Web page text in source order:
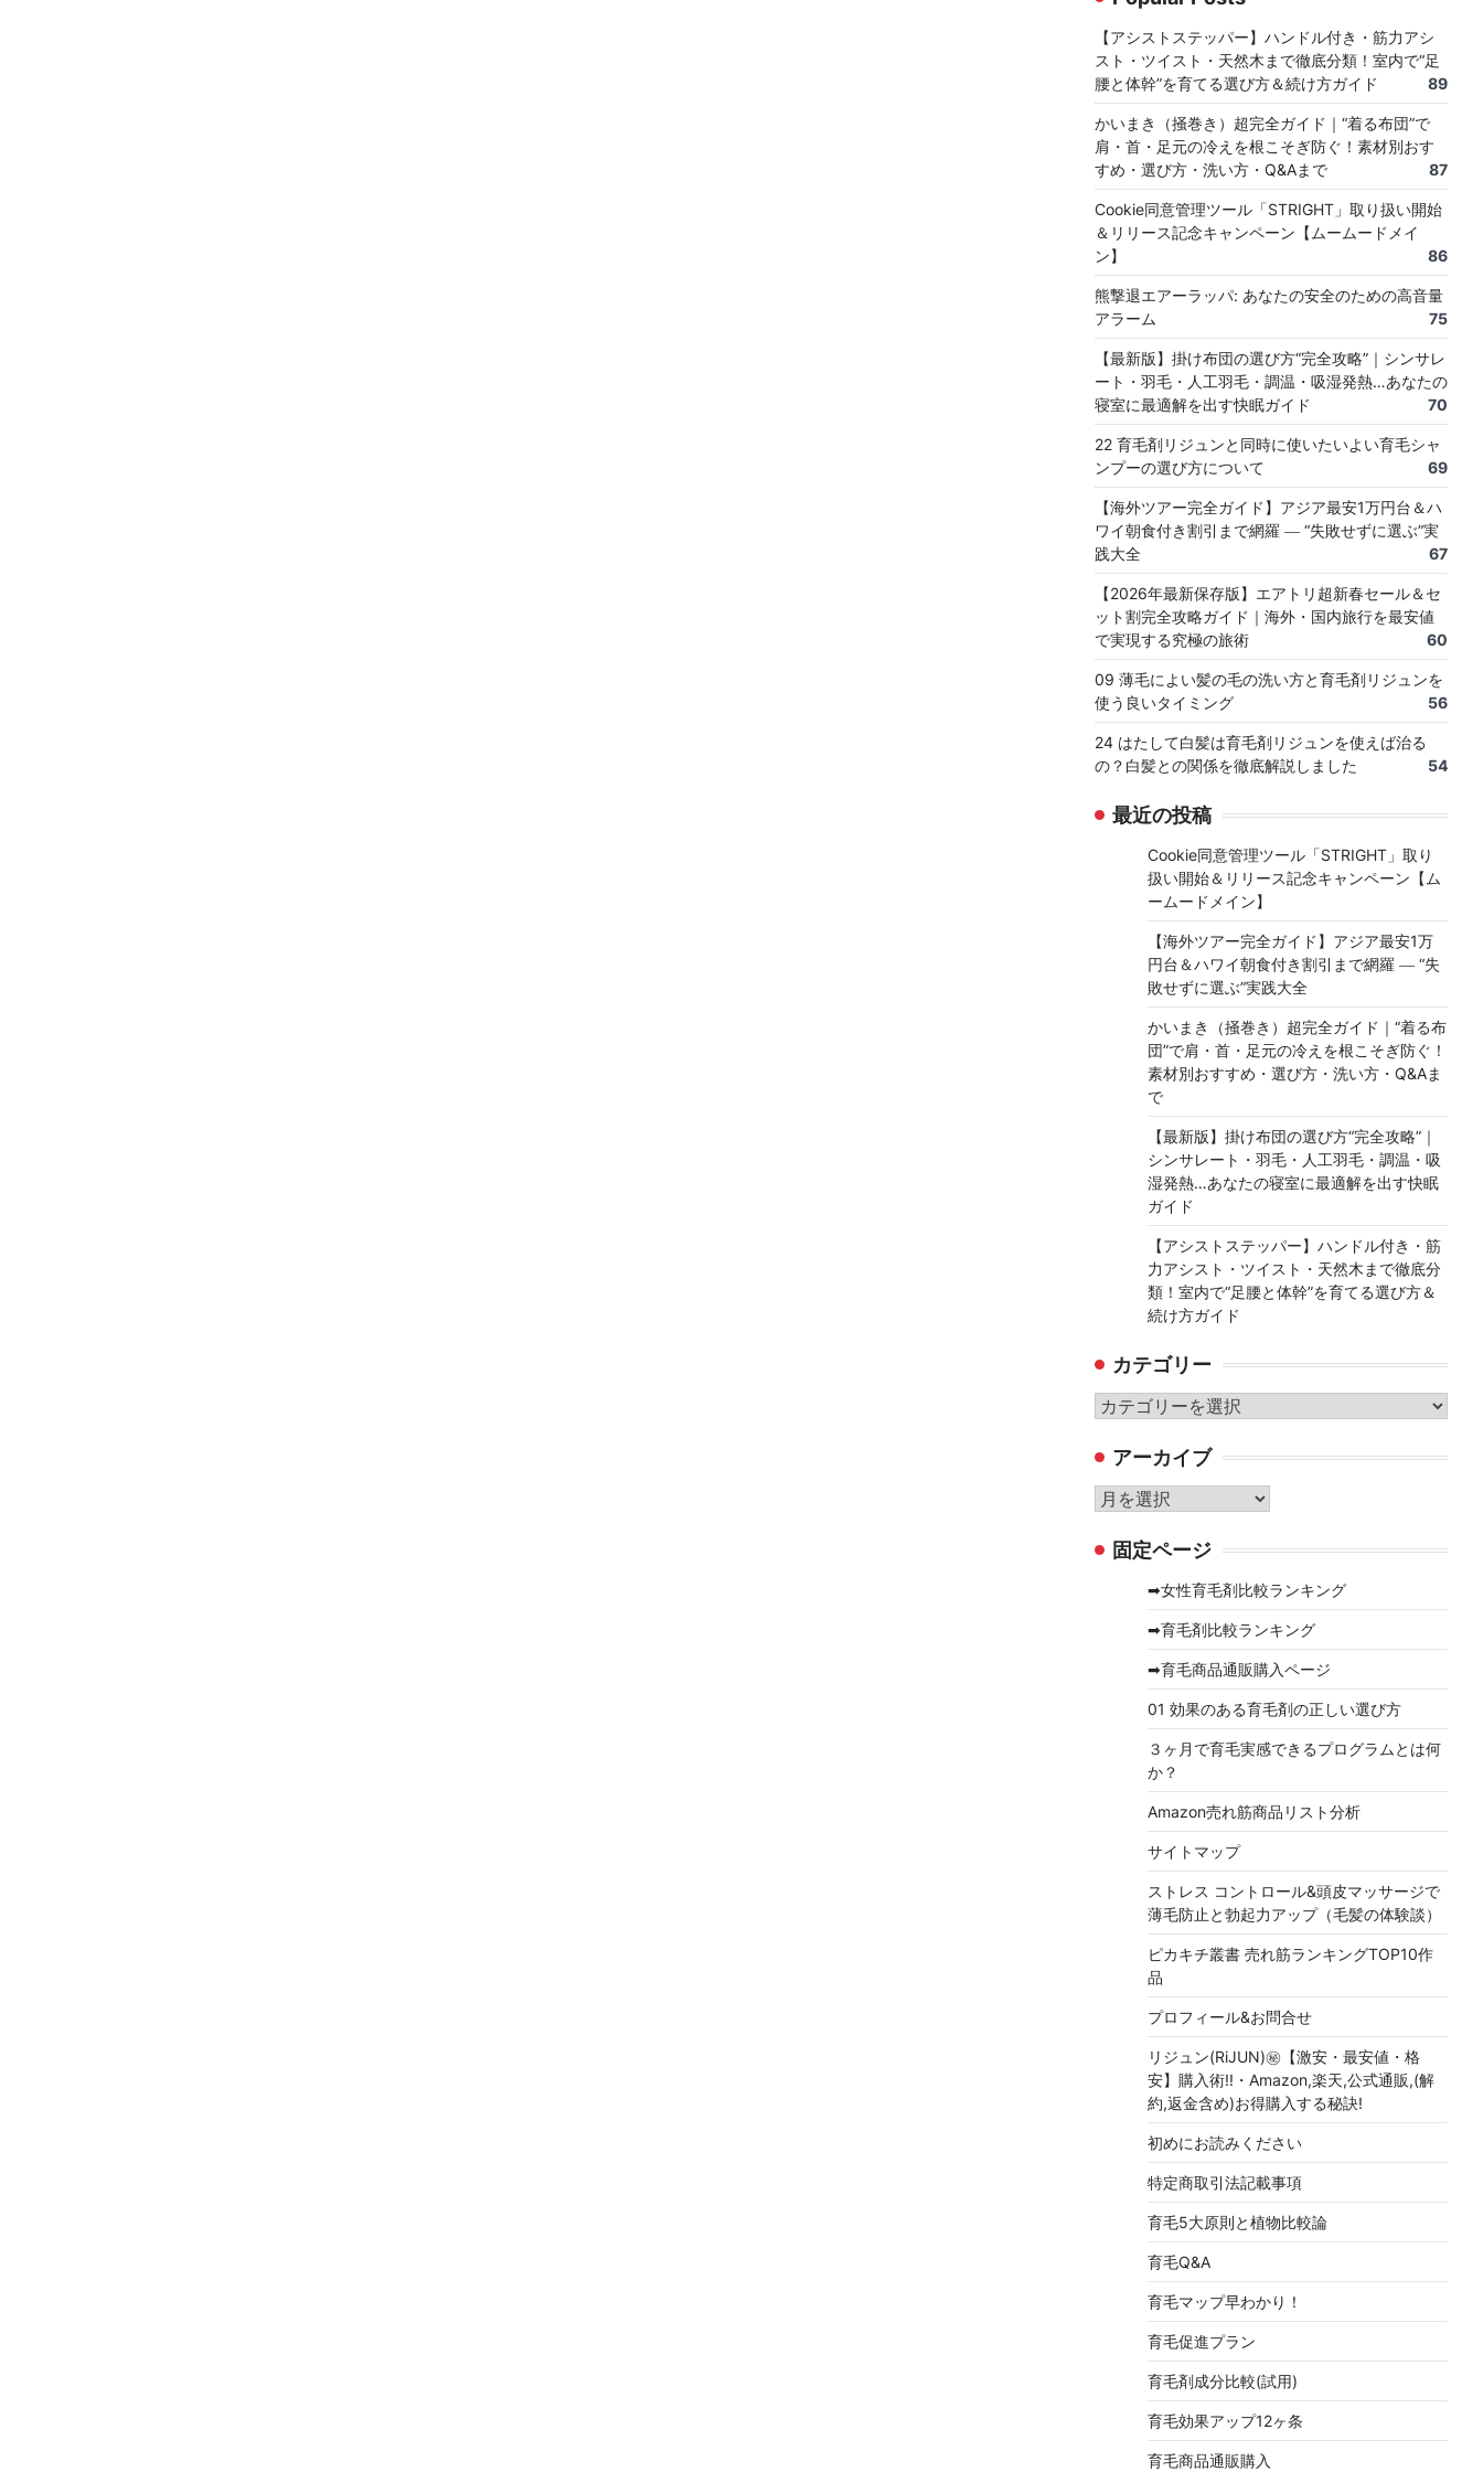
【アシストステッパー】ハンドル付き・筋力アシ
スト・ツイスト・天然木まで徹底分類！室内で“足
腰と体幹”を育てる選び方＆続け方ガイド
89
かいまき（掻巻き）超完全ガイド｜“着る布団”で
肩・首・足元の冷えを根こそぎ防ぐ！素材別おす
すめ・選び方・洗い方・Q&Aまで
87
Cookie同意管理ツール「STRIGHT」取り扱い開始
＆リリース記念キャンペーン【ムームードメイ
ン】
86
熊撃退エアーラッパ: あなたの安全のための高音量
アラーム
75
【最新版】掛け布団の選び方“完全攻略”｜シンサレ
ート・羽毛・人工羽毛・調温・吸湿発熱…あなたの
寝室に最適解を出す快眠ガイド
70
22 育毛剤リジュンと同時に使いたいよい育毛シャ
ンプーの選び方について
69
【海外ツアー完全ガイド】アジア最安1万円台＆ハ
ワイ朝食付き割引まで網羅 ― “失敗せずに選ぶ”実
践大全
67
【2026年最新保存版】エアトリ超新春セール＆セ
ット割完全攻略ガイド｜海外・国内旅行を最安値
で実現する究極の旅術
60
09 薄毛によい髪の毛の洗い方と育毛剤リジュンを
使う良いタイミング
56
24 はたして白髪は育毛剤リジュンを使えば治る
の？白髪との関係を徹底解説しました
54
最近の投稿
Cookie同意管理ツール「STRIGHT」取り
扱い開始＆リリース記念キャンペーン【ム
ームードメイン】
【海外ツアー完全ガイド】アジア最安1万
円台＆ハワイ朝食付き割引まで網羅 ― “失
敗せずに選ぶ”実践大全
かいまき（掻巻き）超完全ガイド｜“着る布
団”で肩・首・足元の冷えを根こそぎ防ぐ！
素材別おすすめ・選び方・洗い方・Q&Aま
で
【最新版】掛け布団の選び方“完全攻略”｜
シンサレート・羽毛・人工羽毛・調温・吸
湿発熱…あなたの寝室に最適解を出す快眠
ガイド
【アシストステッパー】ハンドル付き・筋
力アシスト・ツイスト・天然木まで徹底分
類！室内で“足腰と体幹”を育てる選び方＆
続け方ガイド
カテゴリー
カ
ゴ
リ
ー
アーカイブ
ア
カ 固定ページ
➡女性育毛剤比較ランキング
➡育毛剤比較ランキング
➡育毛商品通販購入ページ
01 効果のある育毛剤の正しい選び方
３ヶ月で育毛実感できるプログラムとは何
か？
Amazon売れ筋商品リスト分析
サイトマップ
ストレス コントロール&頭皮マッサージで
薄毛防止と勃起力アップ（毛髪の体験談）
ピカキチ叢書 売れ筋ランキングTOP10作
品
プロフィール&お問合せ
リジュン(RiJUN)㊙【激安・最安値・格
安】購入術!!・Amazon,楽天,公式通販,(解
約,返金含め)お得購入する秘訣!
初めにお読みください
特定商取引法記載事項
育毛5大原則と植物比較論
育毛Q&A
育毛マップ早わかり！
育毛促進プラン
育毛剤成分比較(試用)
育毛効果アップ12ヶ条
育毛商品通販購入